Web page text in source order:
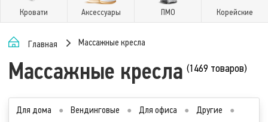
Кровати Аксессуары ПМО Корейские
Главная Массажные кресла
Массажные кресла (1469 товаров)
Для дома ● Вендинговые ● Для офиса ● Другие
●